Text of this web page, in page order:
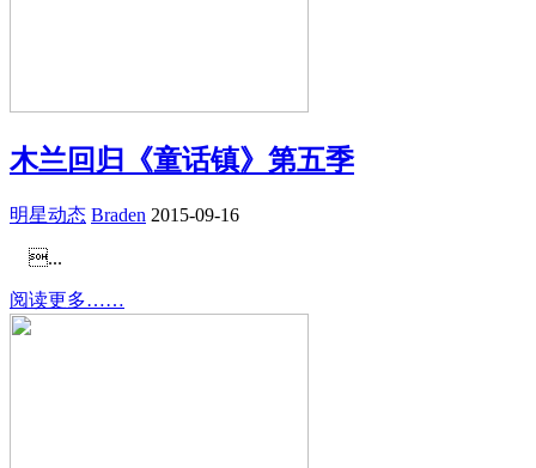
木兰回归《童话镇》第五季
明星动态 Braden 2015-09-16
...
阅读更多……